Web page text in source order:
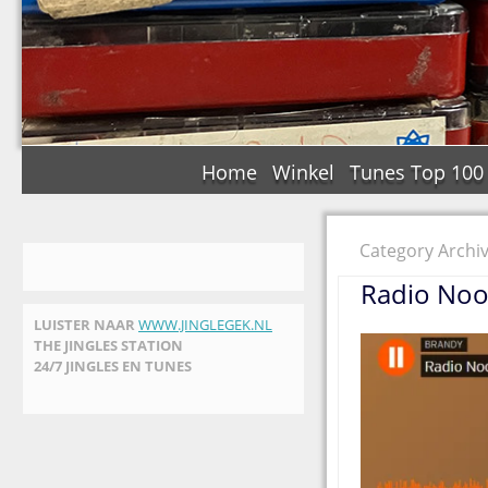
Home Winkel Tunes Top 100
LUISTER NAAR WWW.JINGLEGEK.NL
THE JINGLES STATION
24/7 JINGLES EN TUNES
Category
Radio